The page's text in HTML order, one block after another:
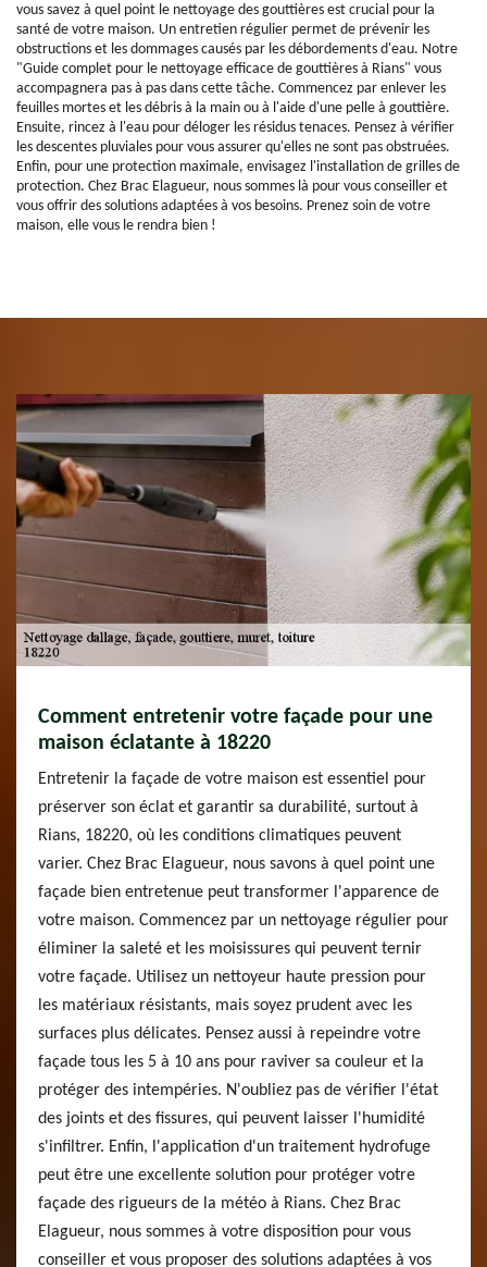
vous savez à quel point le nettoyage des gouttières est crucial pour la
santé de votre maison. Un entretien régulier permet de prévenir les
obstructions et les dommages causés par les débordements d'eau. Notre
"Guide complet pour le nettoyage efficace de gouttières à Rians" vous
accompagnera pas à pas dans cette tâche. Commencez par enlever les
feuilles mortes et les débris à la main ou à l'aide d'une pelle à gouttière.
Ensuite, rincez à l'eau pour déloger les résidus tenaces. Pensez à vérifier
les descentes pluviales pour vous assurer qu'elles ne sont pas obstruées.
Enfin, pour une protection maximale, envisagez l'installation de grilles de
protection. Chez Brac Elagueur, nous sommes là pour vous conseiller et
vous offrir des solutions adaptées à vos besoins. Prenez soin de votre
maison, elle vous le rendra bien !
Comment entretenir votre façade pour une
maison éclatante à 18220
Entretenir la façade de votre maison est essentiel pour
préserver son éclat et garantir sa durabilité, surtout à
Rians, 18220, où les conditions climatiques peuvent
varier. Chez Brac Elagueur, nous savons à quel point une
façade bien entretenue peut transformer l'apparence de
votre maison. Commencez par un nettoyage régulier pour
éliminer la saleté et les moisissures qui peuvent ternir
votre façade. Utilisez un nettoyeur haute pression pour
les matériaux résistants, mais soyez prudent avec les
surfaces plus délicates. Pensez aussi à repeindre votre
façade tous les 5 à 10 ans pour raviver sa couleur et la
protéger des intempéries. N'oubliez pas de vérifier l'état
des joints et des fissures, qui peuvent laisser l'humidité
s'infiltrer. Enfin, l'application d'un traitement hydrofuge
peut être une excellente solution pour protéger votre
façade des rigueurs de la météo à Rians. Chez Brac
Elagueur, nous sommes à votre disposition pour vous
conseiller et vous proposer des solutions adaptées à vos